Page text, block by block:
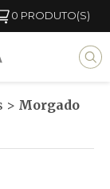
0 PRODUTO(S)
> Morgado